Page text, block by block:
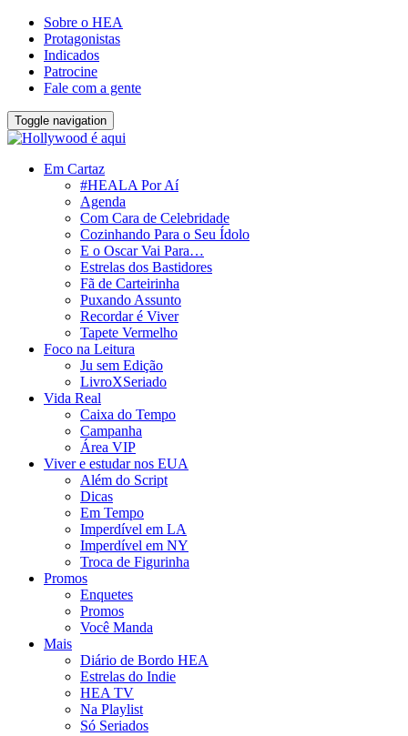
Sobre o HEA
Protagonistas
Indicados
Patrocine
Fale com a gente
Toggle navigation
Em Cartaz
#HEALA Por Aí
Agenda
Com Cara de Celebridade
Cozinhando Para o Seu Ídolo
E o Oscar Vai Para…
Estrelas dos Bastidores
Fã de Carteirinha
Puxando Assunto
Recordar é Viver
Tapete Vermelho
Foco na Leitura
Ju sem Edição
LivroXSeriado
Vida Real
Caixa do Tempo
Campanha
Área VIP
Viver e estudar nos EUA
Além do Script
Dicas
Em Tempo
Imperdível em LA
Imperdível em NY
Troca de Figurinha
Promos
Enquetes
Promos
Você Manda
Mais
Diário de Bordo HEA
Estrelas do Indie
HEA TV
Na Playlist
Só Seriados